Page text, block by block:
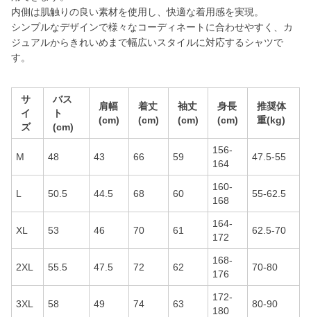
内側は肌触りの良い素材を使用し、快適な着用感を実現。
シンプルなデザインで様々なコーディネートに合わせやすく、カ
ジュアルからきれいめまで幅広いスタイルに対応するシャツで
す。
サ
イ
ズ
バス
ト
(cm)
肩幅
(cm)
着丈
(cm)
袖丈
(cm)
身長
(cm)
推奨体
重(kg)
M 48 43 66 59
156-
164
47.5-55
L 50.5 44.5 68 60
160-
168
55-62.5
XL 53 46 70 61
164-
172
62.5-70
2XL 55.5 47.5 72 62
168-
176
70-80
3XL 58 49 74 63
172-
180
80-90